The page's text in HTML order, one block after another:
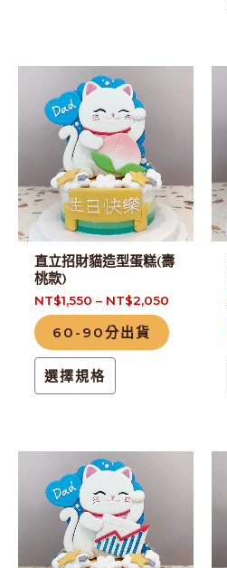
選
項
直立招財貓造型蛋糕(壽
桃款)
NT$1,550 – NT$2,050
60-90分出貨
選擇規格
此
品
有
多
種
款
可
在
產
品
面
選
項
此
品
有
多